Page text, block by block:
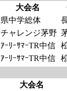
大会名
県中学総体
チャレンジ茅野
ｱｰﾘｰｻﾏｰTR中信
ｱｰﾘｰｻﾏｰTR中信
大会名